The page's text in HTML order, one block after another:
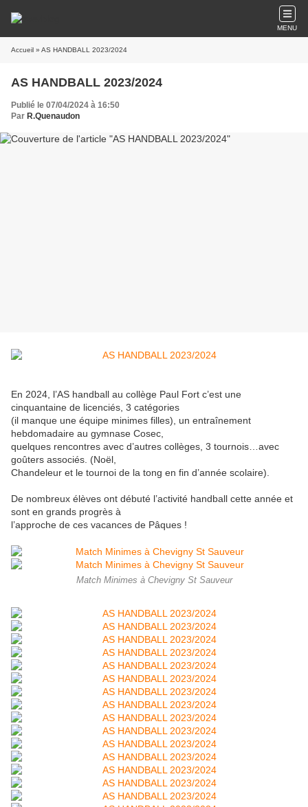
MENU
Accueil » AS HANDBALL 2023/2024
AS HANDBALL 2023/2024
Publié le 07/04/2024 à 16:50
Par R.Quenaudon
En 2024, l’AS handball au collège Paul Fort c’est une
cinquantaine de licenciés, 3 catégories
(il manque une équipe minimes filles), un entraînement
hebdomadaire au gymnase Cosec,
quelques rencontres avec d’autres collèges, 3 tournois…avec
goûters associés. (Noël,
Chandeleur et le tournoi de la tong en fin d’année scolaire).
De nombreux élèves ont débuté l’activité handball cette année et
sont en grands progrès à
l’approche de ces vacances de Pâques !
Match Minimes à Chevigny St Sauveur